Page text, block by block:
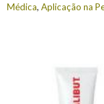
Médica, Aplicação na